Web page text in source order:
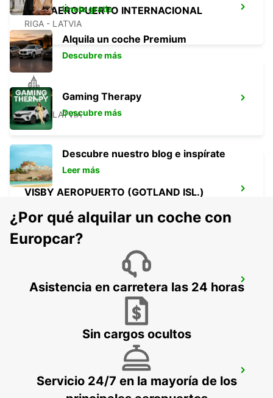
RIGA AEROPUERTO INTERNACIONAL
RIGA - LATVIA
RIGA
RIGA - LATVIA
VISBY AEROPUERTO (GOTLAND ISL.)
VISBY
KURESSAARE AEROPUERTO
KURESSAARE - ESTONIA
Únete gratis
Alquila un coche Premium
Descubre más
Gaming Therapy
Descubre más
Descubre nuestro blog e inspírate
Leer más
¿Por qué alquilar un coche con
Europcar?
Asistencia en carretera las 24 horas
Sin cargos ocultos
Servicio 24/7 en la mayoría de los